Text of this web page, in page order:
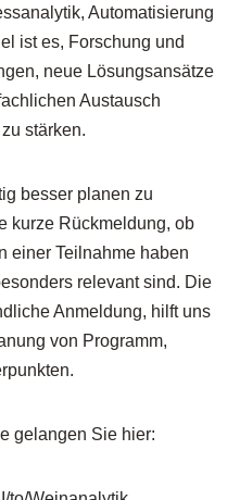
Automatisierung
ist es, Forschung und
neue Lösungsansätze
Austausch
stärken.
besser planen zu
kurze Rückmeldung, ob
einer Teilnahme haben
relevant sind. Die
Anmeldung, hilft uns
von Programm,
gelangen Sie hier: